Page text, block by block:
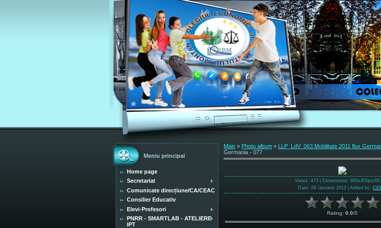
Meniu principal
Home page
Secretariat
Comunicate direcțiune/CA/CEAC
Consilier Educativ
Elevi-Profesori
PNRR - SMARTLAB - ATELIERE
IPT
Main » Photo album » LLP_LdV_063 Mobilitate 2011 flux
Germania - 077
Views: 473 | Dimensions: 800x450px/
Date: 08 Ianuarie 2012 | Added by:
Rating: 0.0/0